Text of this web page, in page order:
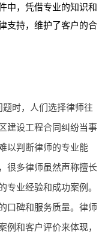
中，凭借专业的知识和
支持，维护了客户的合
时，人们选择律师往
建设工程合同纠纷当事
以判断律师的专业能
很多律师虽然声称擅长
专业经验和成功案例。
口碑和服务质量。律师
和客户评价来体现，